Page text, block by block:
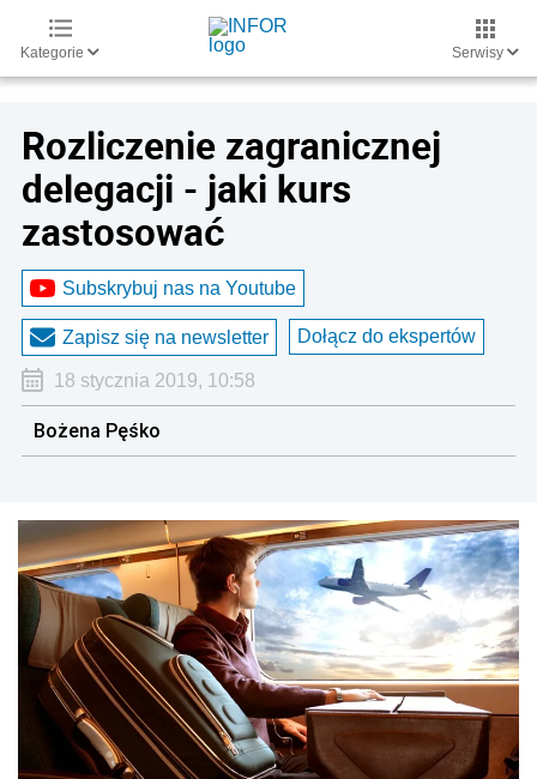
Kategorie Serwisy
Rozliczenie zagranicznej
delegacji - jaki kurs
zastosować
Subskrybuj nas na Youtube
Zapisz się na newsletter Dołącz do ekspertów
18 stycznia 2019, 10:58
Bożena Pęśko